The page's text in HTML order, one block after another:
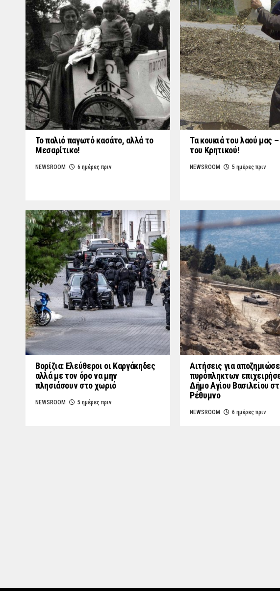
Το παλιό παγωτό κασάτο, αλλά το
Μεσαρίτικο!
NEWSROOM 6 ημέρες πριν
Τα κουκιά του λαού μας
του Κρητικού!
NEWSROOM 5 ημέρες πριν
Βορίζια: Ελεύθεροι οι Καργάκηδες
αλλά με τον όρο να μην
πλησιάσουν στο χωριό
NEWSROOM 5 ημέρες πριν
Αιτήσεις για
πυρόπληκτων
Δήμο Αγίου Βασιλείου
Ρέθυμνο
NEWSROOM 6 ημέρες πριν